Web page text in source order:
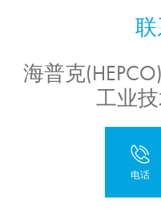
海普克
工业